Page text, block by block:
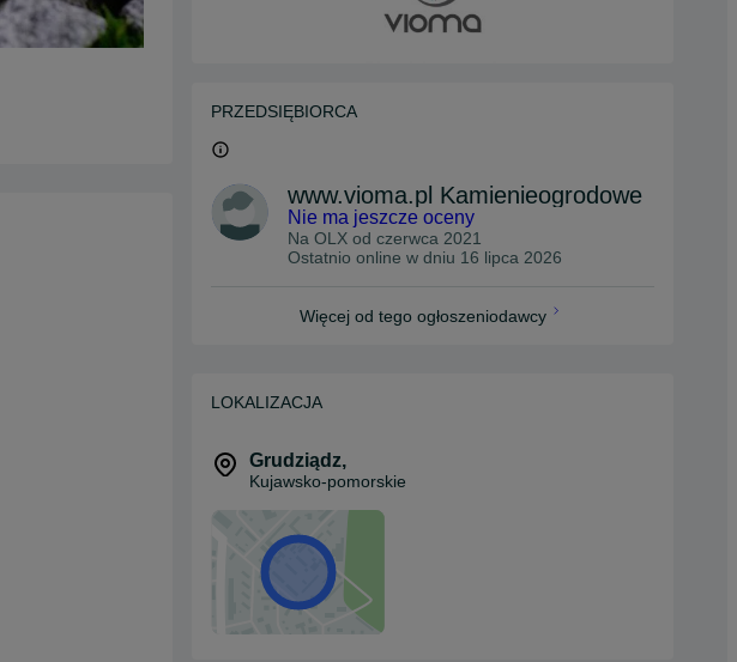
PRZEDSIĘBIORCA
www.vioma.pl Kamienieogrodowe
Nie ma jeszcze oceny
Na OLX od czerwca 2021
Ostatnio online w dniu 16 lipca 2026
Więcej od tego ogłoszeniodawcy
LOKALIZACJA
Grudziądz,
Kujawsko-pomorskie